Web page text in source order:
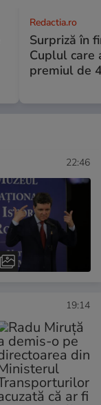
Redactia.ro
Surpriză în
Cuplul care
premiul de
22:46
19:14